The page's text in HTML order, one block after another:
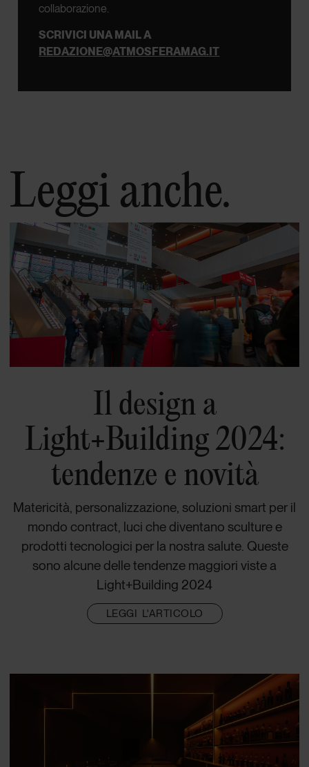
collaborazione.
SCRIVICI UNA MAIL A
REDAZIONE@ATMOSFERAMAG.IT
Leggi anche.
Il design a
Light+Building 2024:
tendenze e novità
Matericità, personalizzazione, soluzioni smart per il
mondo contract, luci che diventano sculture e
prodotti tecnologici per la nostra salute. Queste
sono alcune delle tendenze maggiori viste a
Light+Building 2024
LEGGI L'ARTICOLO